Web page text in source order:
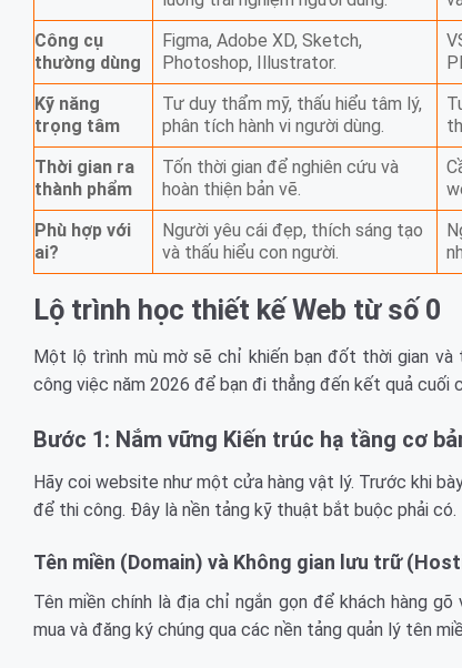
Công cụ
thường dùng
Figma, Adobe XD, Sketch,
Photoshop, Illustrator.
Kỹ năng
trọng tâm
Tư duy thẩm mỹ, thấu hiểu tâm lý,
phân tích hành vi người dùng.
Thời gian ra
thành phẩm
Tốn thời gian để nghiên cứu và
hoàn thiện bản vẽ.
Phù hợp với
ai?
Người yêu cái đẹp, thích sáng tạo
và thấu hiểu con người.
Lộ trình học thiết kế Web từ số 0
Một lộ trình mù mờ sẽ chỉ khiến bạn đốt thời gian
công việc năm 2026 để bạn đi thẳng đến kết quả cuối
Bước 1: Nắm vững Kiến trúc hạ tầng cơ
Hãy coi website như một cửa hàng vật lý. Trước khi
để thi công. Đây là nền tảng kỹ thuật bắt buộc phải có.
Tên miền (Domain) và Không gian lưu trữ
Tên miền chính là địa chỉ ngắn gọn để khách hàng
mua và đăng ký chúng qua các nền tảng quản lý tên